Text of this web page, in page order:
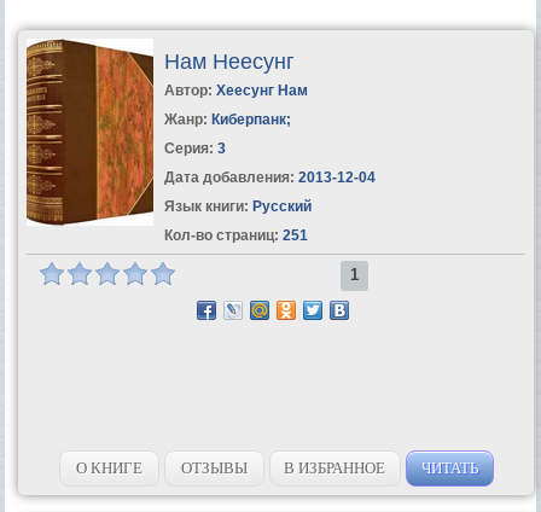
Нам Hеесунг
Автор: Хеесунг Нам
Жанр: Киберпанк;
Серия: 3
Дата добавления: 2013-12-04
Язык книги: Русский
Кол-во страниц: 251
1
О КНИГЕ ОТЗЫВЫ В ИЗБРАННОЕ ЧИТАТЬ